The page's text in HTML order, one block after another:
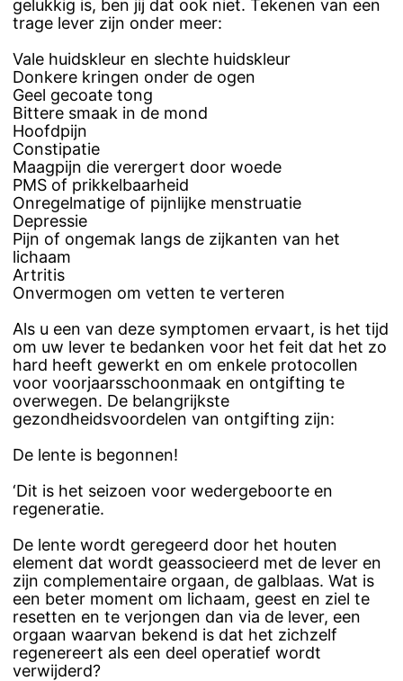
gelukkig is, ben jij dat ook niet. Tekenen van een
trage lever zijn onder meer:
Vale huidskleur en slechte huidskleur
Donkere kringen onder de ogen
Geel gecoate tong
Bittere smaak in de mond
Hoofdpijn
Constipatie
Maagpijn die verergert door woede
PMS of prikkelbaarheid
Onregelmatige of pijnlijke menstruatie
Depressie
Pijn of ongemak langs de zijkanten van het
lichaam
Artritis
Onvermogen om vetten te verteren
Als u een van deze symptomen ervaart, is het tijd
om uw lever te bedanken voor het feit dat het zo
hard heeft gewerkt en om enkele protocollen
voor voorjaarsschoonmaak en ontgifting te
overwegen. De belangrijkste
gezondheidsvoordelen van ontgifting zijn:
De lente is begonnen!
‘Dit is het seizoen voor wedergeboorte en
regeneratie.
De lente wordt geregeerd door het houten
element dat wordt geassocieerd met de lever en
zijn complementaire orgaan, de galblaas. Wat is
een beter moment om lichaam, geest en ziel te
resetten en te verjongen dan via de lever, een
orgaan waarvan bekend is dat het zichzelf
regenereert als een deel operatief wordt
verwijderd?